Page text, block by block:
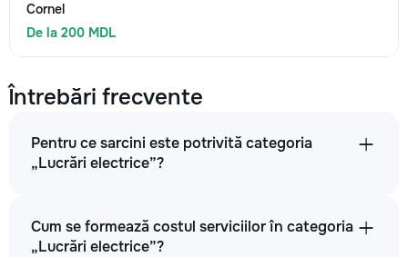
Cornel
De la 200 MDL
Întrebări frecvente
Pentru ce sarcini este potrivită categoria
„Lucrări electrice”?
Cum se formează costul serviciilor în categoria
„Lucrări electrice”?